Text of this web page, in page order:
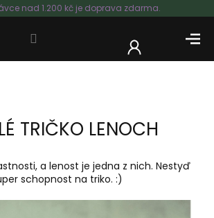
nad 1.200 kč je doprava zdarma.
TRIČKO LENOCH
a lenost je jedna z nich. Nestyď
schopnost na triko. :)